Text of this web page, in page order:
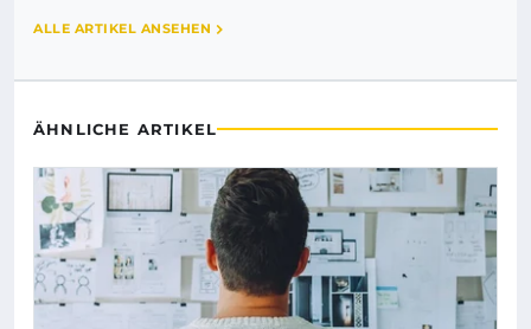
ALLE ARTIKEL ANSEHEN
ÄHNLICHE ARTIKEL